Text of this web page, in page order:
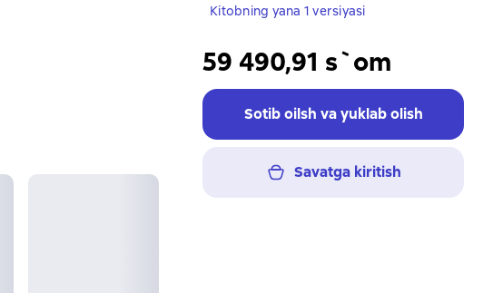
Kitobning yana 1 versiyasi
59 490,91 s`om
Sotib oilsh va yuklab olish
Savatga kiritish